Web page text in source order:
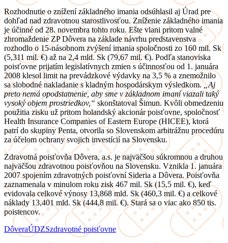
Rozhodnutie o znížení základného imania odsúhlasil aj Úrad pre
dohľad nad zdravotnou starostlivosťou. Zníženie základného imania
je účinné od 28. novembra tohto roku. Ešte vlani pritom valné
zhromaždenie ZP Dôvera na základe návrhu predstavenstva
rozhodlo o 15-násobnom zvýšení imania spoločnosti zo 160 mil. Sk
(5,311 mil. €) až na 2,4 mld. Sk (79,67 mil. €). Podľa stanoviska
poisťovne prijatím legislatívnych zmien s účinnosťou od 1. januára
2008 klesol limit na prevádzkové výdavky na 3,5 % a znemožnilo
sa slobodné nakladanie s kladným hospodárskym výsledkom.„Aj
preto nemá opodstatnenie, aby sme v základnom imaní viazali taký
vysoký objem prostriedkov,“skonštatoval Šimun. Kvôli obmedzeniu
použitia zisku už pritom holandský akcionár poisťovne, spoločnosť
Health Insurance Companies of Eastern Europe (HICEE), ktorá
patrí do skupiny Penta, otvorila so Slovenskom arbitrážnu procedúru
za účelom ochrany svojich investícií na Slovensku.
Zdravotná poisťovňa Dôvera, a.s. je najväčšou súkromnou a druhou
najväčšou zdravotnou poisťovňou na Slovensku. Vznikla 1. januára
2007 spojením zdravotných poisťovní Sideria a Dôvera. Poisťovňa
zaznamenala v minulom roku zisk 467 mil. Sk (15,5 mil. €), keď
evidovala celkové výnosy 13,868 mld. Sk (460,3 mil. €) a celkové
náklady 13,401 mld. Sk (444,8 mil. €). Stará sa o viac ako 850 tis.
poistencov.
DôveraÚDZSzdravotné poisťovne